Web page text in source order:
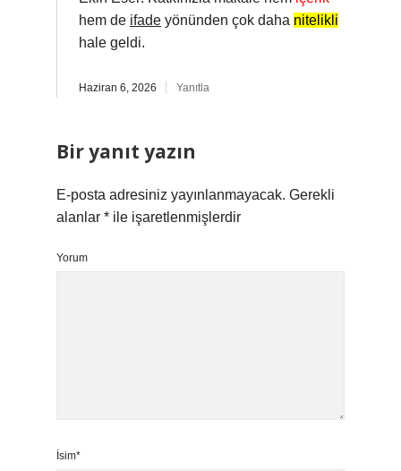
hem de ifade yönünden çok daha nitelikli
hale geldi.
Haziran 6, 2026 Yanıtla
Bir yanıt yazın
E-posta adresiniz yayınlanmayacak. Gerekli
alanlar * ile işaretlenmişlerdir
Yorum
İsim*